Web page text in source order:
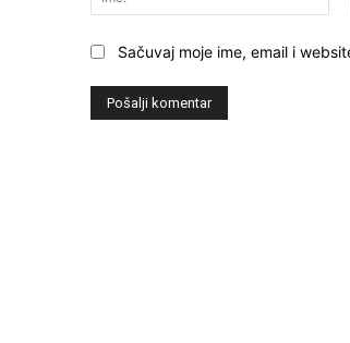
Sačuvaj moje ime, email i